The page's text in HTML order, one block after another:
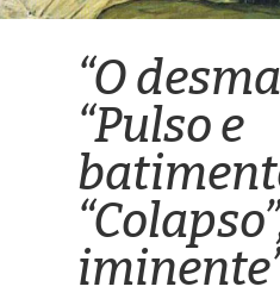
“O
“Pulso e